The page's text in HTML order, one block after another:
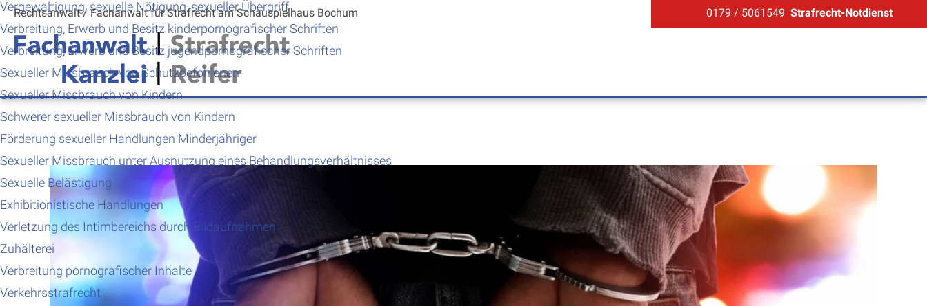
Rechtsanwalt / Fachanwalt für Strafrechtam Schauspielhaus Bochum 0179 / 5061549 Strafrecht-Notdienst
Vergewaltigung, sexuelle Nötigung, sexueller Übergriff
Verbreitung, Erwerb und Besitz kinderpornografischer Schriften
Verbreitung, Erwerb und Besitz jugendpornografischer Schriften
Sexueller Missbrauch von Schutzbefohlenen
Sexueller Missbrauch von Kindern
Schwerer sexueller Missbrauch von Kindern
Förderung sexueller Handlungen Minderjähriger
Sexueller Missbrauch unter Ausnutzung eines Behandlungsverhältnisses
Sexuelle Belästigung
Exhibitionistische Handlungen
Verletzung des Intimbereichs durch Bildaufnahmen
Zuhälterei
Verbreitung pornografischer Inhalte
Verkehrsstrafrecht